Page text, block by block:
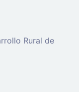
Rural de